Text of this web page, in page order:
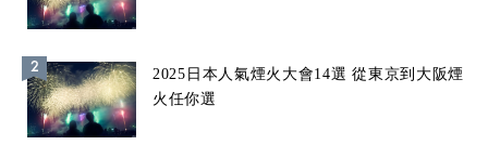
2025日本人氣煙火大會14選 從東京到大阪煙
火任你選